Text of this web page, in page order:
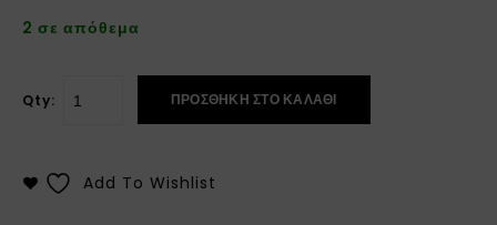
2 σε απόθεμα
Qty: ΠΡΟΣΘΉΚΗ ΣΤΟ ΚΑΛΆΘΙ
Add To Wishlist